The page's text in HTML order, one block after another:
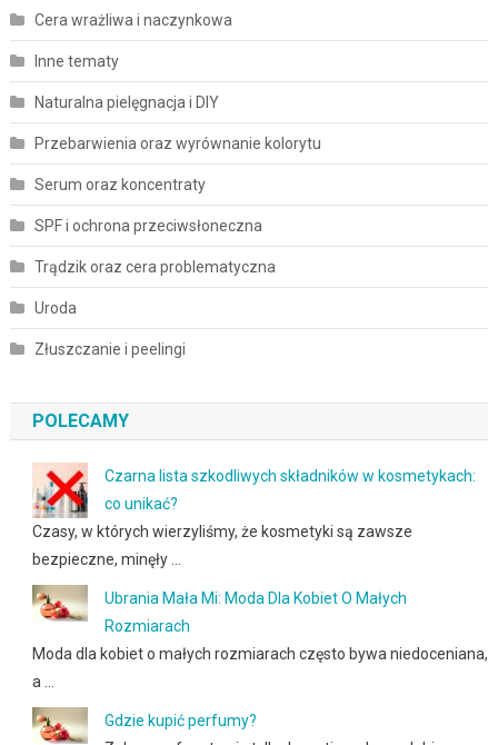
Cera wrażliwa i naczynkowa
Inne tematy
Naturalna pielęgnacja i DIY
Przebarwienia oraz wyrównanie kolorytu
Serum oraz koncentraty
SPF i ochrona przeciwsłoneczna
Trądzik oraz cera problematyczna
Uroda
Złuszczanie i peelingi
POLECAMY
Czarna lista szkodliwych składników w kosmetykach:
co unikać?
Czasy, w których wierzyliśmy, że kosmetyki są zawsze
bezpieczne, minęły …
Ubrania Mała Mi: Moda Dla Kobiet O Małych
Rozmiarach
Moda dla kobiet o małych rozmiarach często bywa niedoceniana,
a …
Gdzie kupić perfumy?